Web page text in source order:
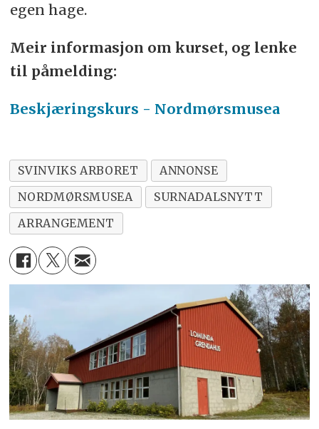
egen hage.
Meir informasjon om kurset, og lenke
til påmelding:
Beskjæringskurs - Nordmørsmusea
SVINVIKS ARBORET
ANNONSE
NORDMØRSMUSEA
SURNADALSNYTT
ARRANGEMENT